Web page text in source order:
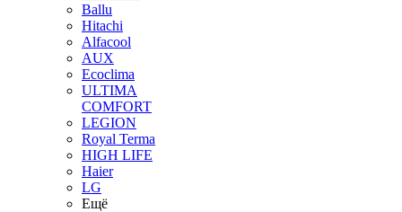
Ballu
Hitachi
Alfacool
AUX
Ecoclima
ULTIMA
COMFORT
LEGION
Royal Terma
HIGH LIFE
Haier
LG
Ещё